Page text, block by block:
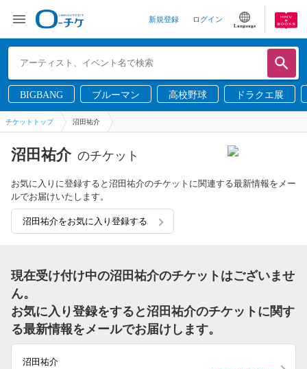
新規登録 ログイン
Language
BIGBANG ブルーマン 高校野球 ドラクエ展
チケットトップ 沼田祐介
沼田祐介 のチケット
お気に入りに登録すると沼田祐介のチケットに関連する最新情報をメー
ルでお届けいたします。
沼田祐介をお気に入り登録する
現在受け付け中の沼田祐介のチケットはございませ
ん。
お気に入り登録をすると沼田祐介のチケットに関す
る最新情報をメールでお届けします。
沼田祐介